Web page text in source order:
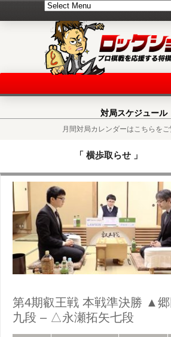
対局スケジュール
月間対局カレンダーはこちらを
「 横歩取らせ 」
第4期叡王戦 本戦準決勝 ▲
九段 – △永瀬拓矢七段